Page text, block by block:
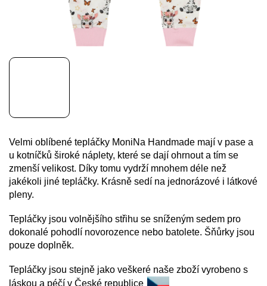
Velmi oblíbené tepláčky MoniNa Handmade mají v pase a
u kotníčků široké náplety, které se dají ohrnout a tím se
zmenší velikost. Díky tomu vydrží mnohem déle než
jakékoli jiné tepláčky. Krásně sedí na jednorázové i látkové
pleny.
Tepláčky jsou volnějšího střihu se sníženým sedem pro
dokonalé pohodlí novorozence nebo batolete. Šňůrky jsou
pouze doplněk.
Tepláčky jsou stejně jako veškeré naše zboží vyrobeno s
láskou a péčí v České republice